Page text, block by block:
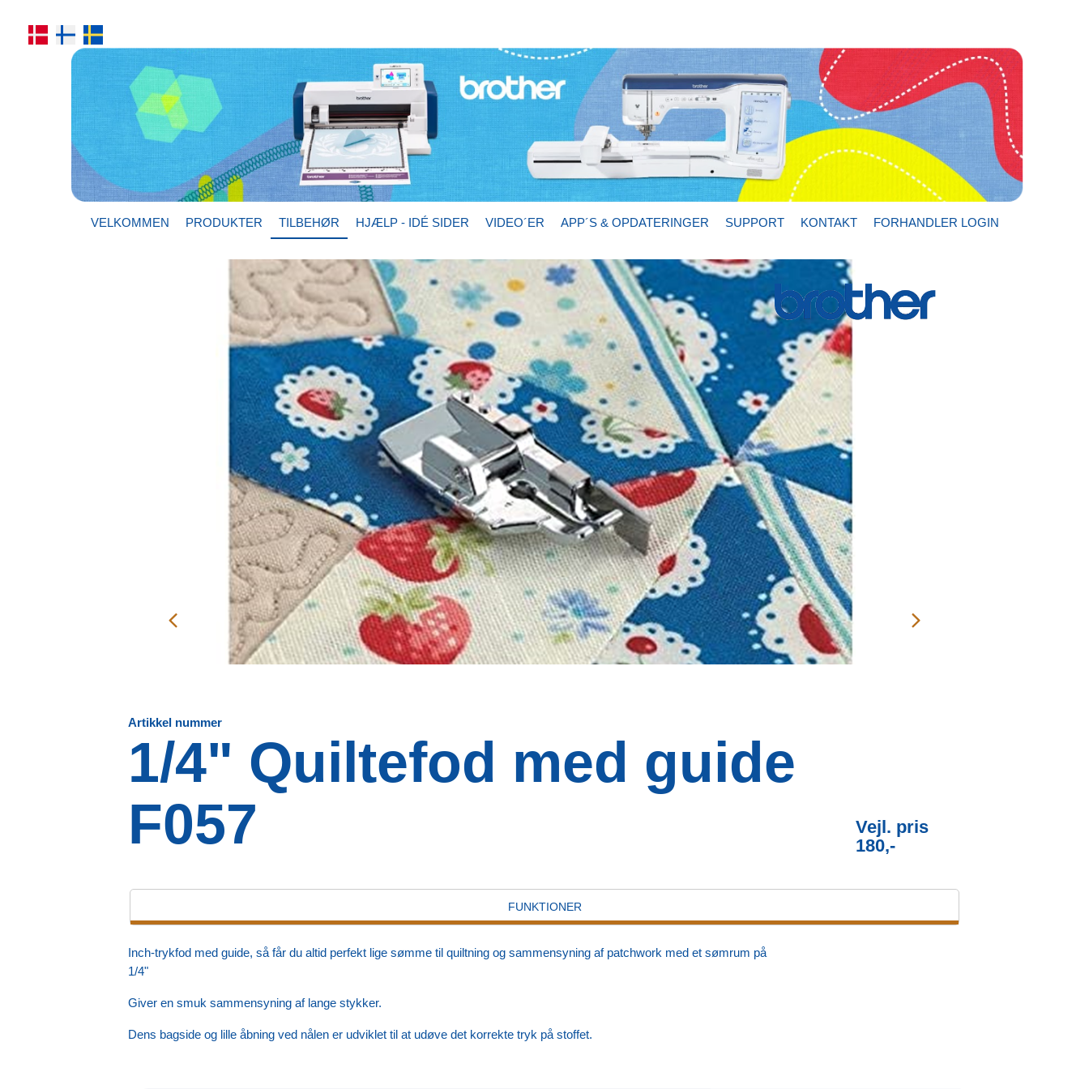
VELKOMMEN PRODUKTER TILBEHØR HJÆLP - IDÉ SIDER VIDEO´ER APP´S & OPDATERINGER SUPPORT KONTAKT FORHANDLER LOGIN
Artikkel nummer
1/4" Quiltefod med guide
F057
Vejl. pris
180,-
FUNKTIONER
Inch-trykfod med guide, så får du altid perfekt lige sømme til quiltning og sammensyning af patchwork med et sømrum på
1/4"
Giver en smuk sammensyning af lange stykker.
Dens bagside og lille åbning ved nålen er udviklet til at udøve det korrekte tryk på stoffet.